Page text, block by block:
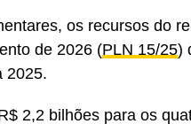
os recursos do
de 2026 (PLN 15/25)
2025.
2,2 bilhões para os